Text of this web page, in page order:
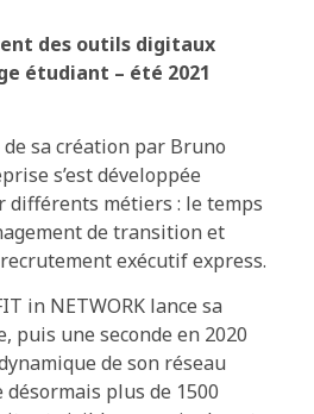
des outils digitaux
étudiant – été 2021
sa création par Bruno
s’est développée
différents métiers : le temps
de transition et
exécutif express.
in NETWORK lance sa
puis une seconde en 2020
de son réseau
désormais plus de 1500